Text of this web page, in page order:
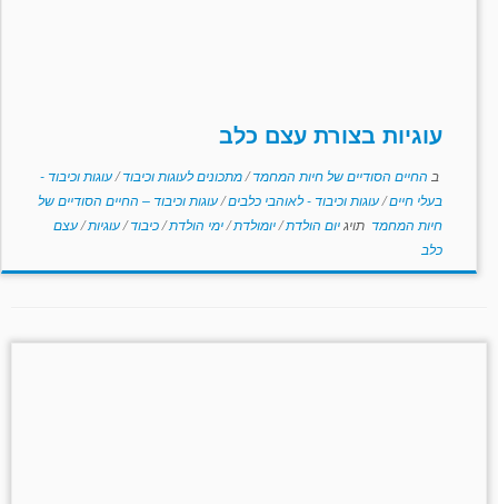
עוגיות בצורת עצם כלב
ב החיים הסודיים של חיות המחמד/מתכונים לעוגות וכיבוד/עוגות וכיבוד -
בעלי חיים/עוגות וכיבוד - לאוהבי כלבים/עוגות וכיבוד – החיים הסודיים של
חיות המחמד תויגיום הולדת/יומולדת/ימי הולדת/כיבוד/עוגיות/עצם
כלב